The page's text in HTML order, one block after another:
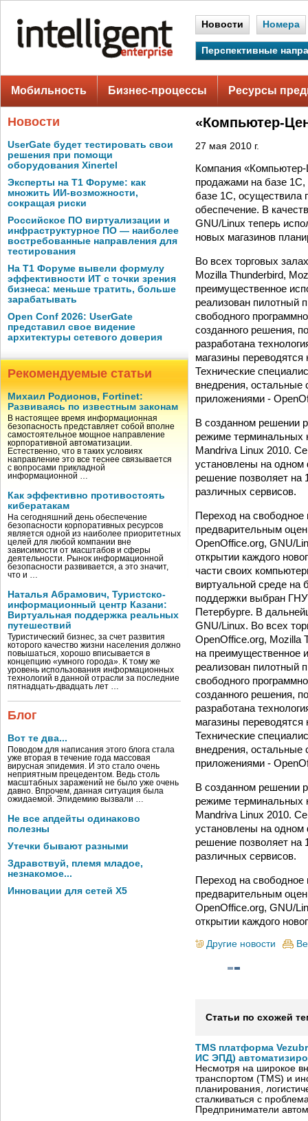
Новости Номера
Перспективные
Мобильность Бизнес-процессы Ресурсы
Новости
UserGate будет тестировать свои
решения при помощи
оборудования Xinertel
Эксперты на Т1 Форуме: как
множить ИИ-возможности,
сокращая риски
Российское ПО виртуализации и
инфраструктурное ПО — наиболее
востребованные направления для
тестирования
На Т1 Форуме вывели формулу
эффективности ИТ с точки зрения
бизнеса: меньше тратить, больше
зарабатывать
Open Conf 2026: UserGate
представил свое видение
архитектуры сетевого доверия
Рекомендуемые статьи
Михаил Родионов, Fortinet:
Развиваясь по известным законам
В настоящее время информационная
безопасность представляет собой вполне
самостоятельное мощное направление
корпоративной автоматизации.
Естественно, что в таких условиях
направление это все теснее связывается
с вопросами прикладной
информационной …
Как эффективно противостоять
кибератакам
На сегодняшний день обеспечение
безопасности корпоративных ресурсов
является одной из наиболее приоритетных
целей для любой компании вне
зависимости от масштабов и сферы
деятельности. Рынок информационной
безопасности развивается, а это значит,
что и …
Наталья Абрамович, Туристско-
информационный центр Казани:
Виртуальная поддержка реальных
путешествий
Туристический бизнес, за счет развития
которого качество жизни населения должно
повышаться, хорошо вписывается в
концепцию «умного города». К тому же
уровень использования информационных
технологий в данной отрасли за последние
пятнадцать-двадцать лет …
Блог
Вот те два...
Поводом для написания этого блога стала
уже вторая в течение года массовая
вирусная эпидемия. И это стало очень
неприятным прецедентом. Ведь столь
масштабных заражений не было уже очень
давно. Впрочем, данная ситуация была
ожидаемой. Эпидемию вызвали …
Не все апдейты одинаково
полезны
Утечки бывают разными
Здравствуй, племя младое,
незнакомое...
Инновации для сетей X5
«Компьютер-
27 мая 2010 г.
Компания
продажами на базе 1С,
базе 1С, осуществила
обеспечение. В
GNU/Linux теперь
новых магазинов
Во всех торговых
Mozilla Thunderbird,
преимущественное
реализован пилотный
свободного
созданного решения,
разработана
магазины
Технические
внедрения,
приложениями -
В созданном решении
режиме терминальных
Mandriva Linux 2010.
установлены на одном
решение позволяет на
различных сервисов.
Переход на
предварительным
OpenOffice.org, GNU/
открытии каждого
части своих
виртуальной среде на
поддержки выбран
Петербурге. В
GNU/Linux. Во всех
OpenOffice.org, Mozilla
на преимущественное
реализован пилотный
свободного
созданного решения,
разработана
магазины
Технические
внедрения,
приложениями -
В созданном решении
режиме терминальных
Mandriva Linux 2010.
установлены на одном
решение позволяет на
различных сервисов.
Переход на
предварительным
OpenOffice.org, GNU/
открытии каждого
Другие новости
Статьи по схожей
TMS платформа
ИС ЭПД)
Несмотря на широкое
транспортом (TMS) и
планирования,
сталкиваться с
Предприниматели